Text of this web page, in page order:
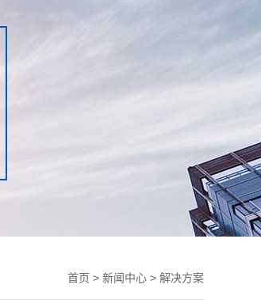
首页 > 新闻中心 > 解决方案